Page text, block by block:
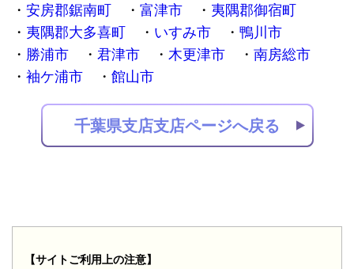
安房郡鋸南町 富津市
夷隅郡御宿町
夷隅郡大多喜町
いすみ市
鴨川市
勝浦市
君津市 木更津市
南房総市
袖ケ浦市
館山市
千葉県支店支店ページへ戻る
【サイトご利用上の注意】